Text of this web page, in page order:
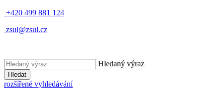
+420 499 881 124
zsul@zsul.cz
Hledaný výraz
Hledat
rozšířené vyhledávání